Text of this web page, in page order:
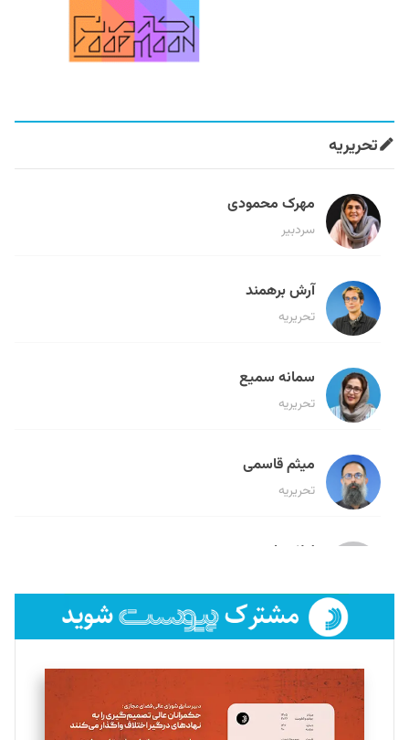
تحریریه
مهرک محمودی
سردبیر
آرش برهمند
تحریریه
سمانه سمیع
تحریریه
میثم قاسمی
تحریریه
لیلا حنارود
فائزه فتحی رستمی
تحریریه
سروش کرمیان